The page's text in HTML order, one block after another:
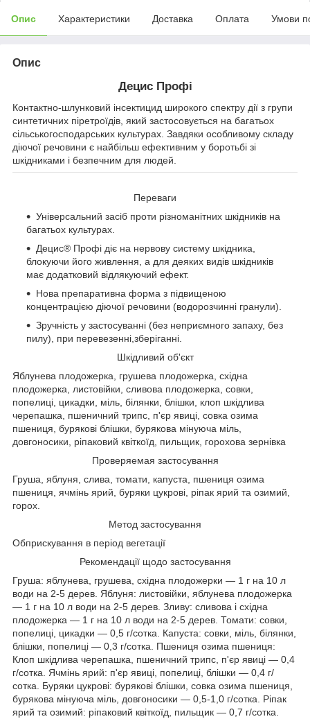
Опис Характеристики Доставка Оплата Умови
Опис
Децис Профі
Контактно-шлунковий інсектицид широкого спектру дії з групи
синтетичних піретроїдів, який застосовується на багатьох
сільськогосподарських культурах. Завдяки особливому складу
діючої речовини є найбільш ефективним у боротьбі зі
шкідниками і безпечним для людей.
Переваги
Універсальний засіб проти різноманітних шкідників на
багатьох культурах.
Децис® Профі діє на нервову систему шкідника,
блокуючи його живлення, а для деяких видів шкідників
має додатковий відлякуючий ефект.
Нова препаративна форма з підвищеною
концентрацією діючої речовини (водорозчинні гранули).
Зручність у застосуванні (без неприємного запаху, без
пилу), при перевезенні,зберіганні.
Шкідливий об'єкт
Яблунева плодожерка, грушева плодожерка, східна
плодожерка, листовійки, сливова плодожерка, совки,
попелиці, цикадки, міль, білянки, блішки, клоп шкідлива
черепашка, пшеничний трипс, п'єр явиці, совка озима
пшениця, бурякові блішки, бурякова мінуюча міль,
довгоносики, ріпаковий квіткоїд, пильщик, горохова зернівка
Проверяемая застосування
Груша, яблуня, слива, томати, капуста, пшениця озима
пшениця, ячмінь ярий, буряки цукрові, ріпак ярий та озимий,
горох.
Метод застосування
Обприскування в період вегетації
Рекомендації щодо застосування
Груша: яблунева, грушева, східна плодожерки — 1 г на 10 л
води на 2-5 дерев. Яблуня: листовійки, яблунева плодожерка
— 1 г на 10 л води на 2-5 дерев. Зливу: сливова і східна
плодожерка — 1 г на 10 л води на 2-5 дерев. Томати: совки,
попелиці, цикадки — 0,5 г/сотка. Капуста: совки, міль, білянки,
блішки, попелиці — 0,3 г/сотка. Пшениця озима пшениця:
Клоп шкідлива черепашка, пшеничний трипс, п'єр явиці — 0,4
г/сотка. Ячмінь ярий: п'єр явиці, попелиці, блішки — 0,4 г/
сотка. Буряки цукрові: бурякові блішки, совка озима пшениця,
бурякова мінуюча міль, довгоносики — 0,5-1,0 г/сотка. Ріпак
ярий та озимий: ріпаковий квіткоїд, пильщик — 0,7 г/сотка.